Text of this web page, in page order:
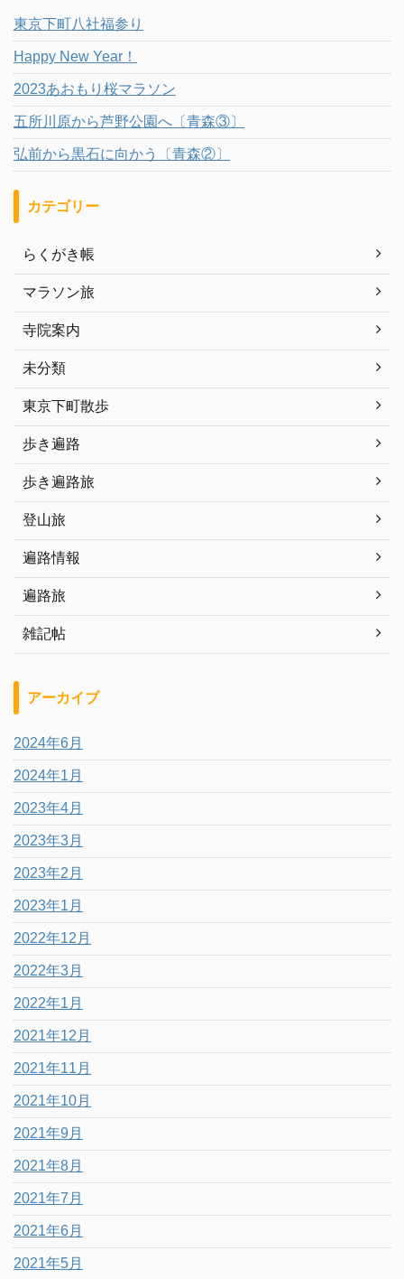
東京下町八社福参り
Happy New Year！
2023あおもり桜マラソン
五所川原から芦野公園へ〔青森③〕
弘前から黒石に向かう〔青森②〕
カテゴリー
らくがき帳
マラソン旅
寺院案内
未分類
東京下町散歩
歩き遍路
歩き遍路旅
登山旅
遍路情報
遍路旅
雑記帖
アーカイブ
2024年6月
2024年1月
2023年4月
2023年3月
2023年2月
2023年1月
2022年12月
2022年3月
2022年1月
2021年12月
2021年11月
2021年10月
2021年9月
2021年8月
2021年7月
2021年6月
2021年5月